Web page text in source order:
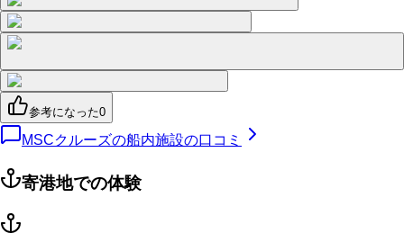
参考になった0
MSCクルーズの船内施設の口コミ
寄港地での体験